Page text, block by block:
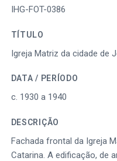
IHG-FOT-0386
TÍTULO
Igreja Matriz da cidade de
DATA / PERÍODO
c. 1930 a 1940
DESCRIÇÃO
Fachada frontal da Igreja
Catarina. A edificação, de